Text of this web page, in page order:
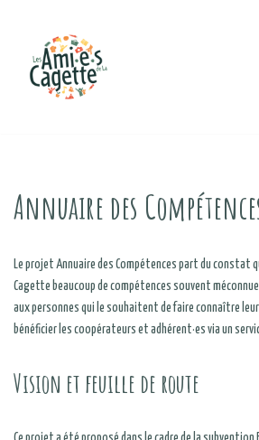
contenu
Annuaire des
Le projet Annuaire des Compétences part du constat
Cagette beaucoup de compétences souvent
aux personnes qui le souhaitent de faire connaître
bénéficier les coopérateurs et adhérent·es via un
Vision et feuille de route